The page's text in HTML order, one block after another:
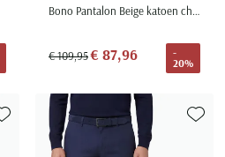
Bono Pantalon Beige katoen chino
€ 109,95€ 87,96
-
20%
Toevoegen aan favorieten